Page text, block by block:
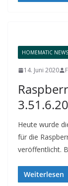
HOMEMATIC NEWS
14. Juni 2020
Heute wurde
für die
veröffentlicht.
Weiterlesen